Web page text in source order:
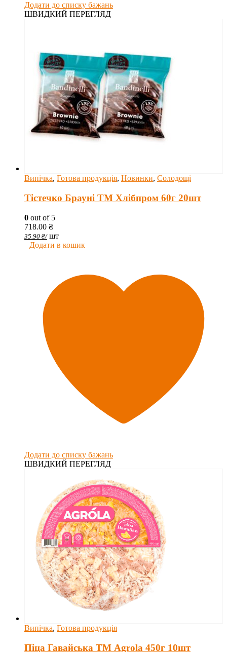
Додати до списку бажань
ШВИДКИЙ ПЕРЕГЛЯД
Випічка, Готова продукція, Новинки, Солодощі
Тістечко Брауні ТМ Хлібпром 60г 20шт
0 out of 5
718.00 ₴
35.90 ₴/ шт
Додати в кошик
Додати до списку бажань
ШВИДКИЙ ПЕРЕГЛЯД
Випічка, Готова продукція
Піца Гавайська ТМ Agrola 450г 10шт